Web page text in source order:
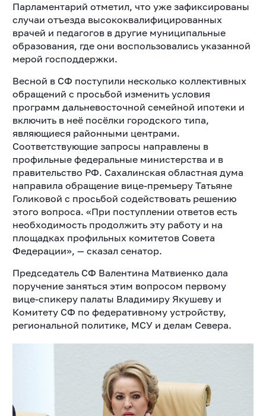
Парламентарий отметил, что уже зафиксированы
случаи отъезда высококвалифицированных
врачей и педагогов в другие муниципальные
образования, где они воспользовались указанной
мерой господдержки.
Весной в СФ поступили несколько коллективных
обращений с просьбой изменить условия
программ дальневосточной семейной ипотеки и
включить в неё посёлки городского типа,
являющиеся районными центрами.
Соответствующие запросы направлены в
профильные федеральные министерства и в
правительство РФ. Сахалинская областная дума
направила обращение вице-премьеру Татьяне
Голиковой с просьбой содействовать решению
этого вопроса. «При поступлении ответов есть
необходимость продолжить эту работу и на
площадках профильных комитетов Совета
Федерации», — сказал сенатор.
Председатель СФ Валентина Матвиенко дала
поручение заняться этим вопросом первому
вице-спикеру палаты Владимиру Якушеву и
Комитету СФ по федеративному устройству,
региональной политике, МСУ и делам Севера.